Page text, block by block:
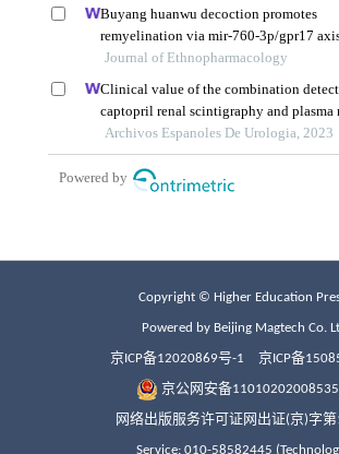
Copyright © Higher Education
Powered by Beijing Magtech Co.
京ICP备12020869号-1 京ICP备
京公网安备
网络出版服务许可证网出证(京)字第
Service: 010-58582445